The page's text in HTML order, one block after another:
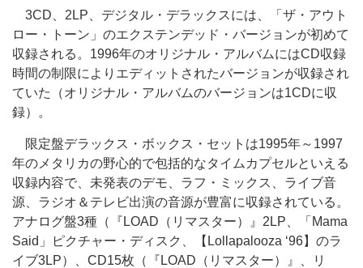
3CD、2LP、デジタル・デラックスには、「ザ・アウト
ロー・トーン」のエクステンデッド・バージョンが初めて
収録される。1996年のオリジナル・アルバムにはCD収録
時間の制限によりエディットされたバージョンが収録され
ていた（オリジナル・アルバムのバージョンは1CDに収
録）。
限定盤デラックス・ボックス・セットは1995年～1997
年のメタリカの野心的で包括的なタイムカプセルといえる
収録内容で、未発表のデモ、ラフ・ミックス、ライブ音
源、ラジオ＆テレビ出演の音源が豊富に収録されている。
アナログ盤3種（『LOAD（リマスター）』2LP、「Mama
Said」ピクチャー・ディスク、【Lollapalooza ‘96】のラ
イブ3LP）、CD15枚（『LOAD（リマスター）』、リ